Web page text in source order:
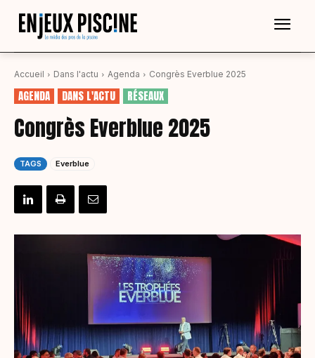
Accueil Dans l'actu Agenda Congrès Everblue 2025
AGENDA DANS L'ACTU RÉSEAUX
Congrès Everblue 2025
TAGS Everblue